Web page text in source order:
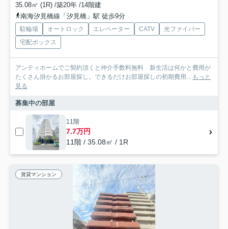
35.08㎡ (1R) /築20年 /14階建
南海汐見橋線「汐見橋」駅 徒歩9分
駐輪場 オートロック エレベーター CATV
光ファイバー
宅配ボックス
アンティホームでご契約頂くと仲介手数料無料 新生活は何かと費用が
たくさん掛かるお部屋探し。できるだけお部屋探しの初期費用... もっと
見る
募集中の部屋
11階
7.7万円
11階 / 35.08㎡ / 1R
賃貸マンション